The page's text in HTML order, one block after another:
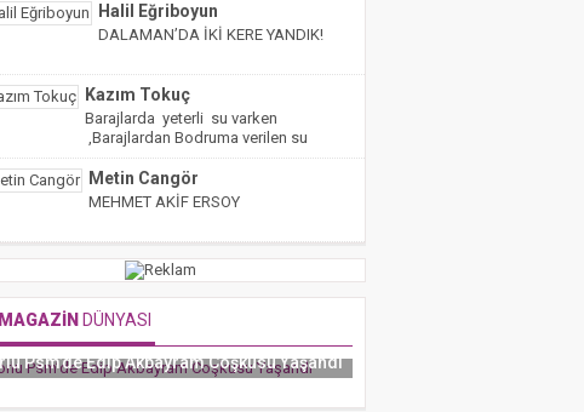
Halil Eğriboyun
DALAMAN’DA İKİ KERE YANDIK!
Kazım Tokuç
Barajlarda yeterli su varken
,Barajlardan Bodruma verilen su
miktarı yarıya indirilmiş!
Metin Cangör
MEHMET AKİF ERSOY
MAGAZİN DÜNYASI
Mor Ve Ötesinden Zorlu Psm’de Muhteşem
Konser